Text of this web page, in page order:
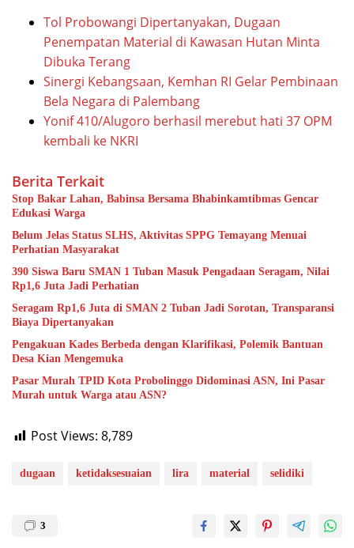
Tol Probowangi Dipertanyakan, Dugaan
Penempatan Material di Kawasan Hutan Minta
Dibuka Terang
Sinergi Kebangsaan, Kemhan RI Gelar Pembinaan
Bela Negara di Palembang
Yonif 410/Alugoro berhasil merebut hati 37 OPM
kembali ke NKRI
Berita Terkait
Stop Bakar Lahan, Babinsa Bersama Bhabinkamtibmas Gencar
Edukasi Warga
Belum Jelas Status SLHS, Aktivitas SPPG Temayang Menuai
Perhatian Masyarakat
390 Siswa Baru SMAN 1 Tuban Masuk Pengadaan Seragam, Nilai
Rp1,6 Juta Jadi Perhatian
Seragam Rp1,6 Juta di SMAN 2 Tuban Jadi Sorotan, Transparansi
Biaya Dipertanyakan
Pengakuan Kades Berbeda dengan Klarifikasi, Polemik Bantuan
Desa Kian Mengemuka
Pasar Murah TPID Kota Probolinggo Didominasi ASN, Ini Pasar
Murah untuk Warga atau ASN?
Post Views: 8,789
dugaan ketidaksesuaian lira material selidiki
3